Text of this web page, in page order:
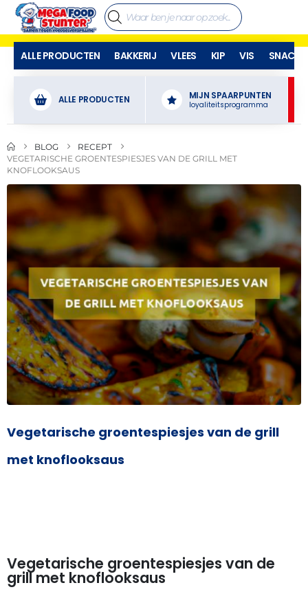
ALLE PRODUCTEN BAKKERIJ VLEES KIP VIS SNACKS
ALLE PRODUCTEN MIJN SPAARPUNTEN
loyaliteitsprogramma
BLOG
RECEPT
VEGETARISCHE GROENTESPIESJES VAN DE GRILL MET
KNOFLOOKSAUS
Vegetarische groentespiesjes van de grill
met knoflooksaus
Vegetarische groentespiesjes van de
grill met knoflooksaus